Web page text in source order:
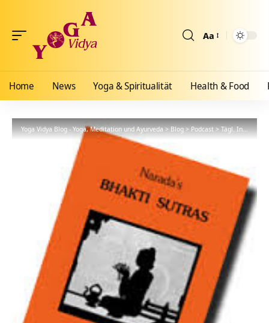
Aa
Home News Yoga & Spiritualität Health & Food
Yoga Vidya Blog - Yoga, Meditation und Ayurveda>Blog>Podcast>Tägl. Inspiration